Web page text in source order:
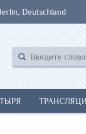
Deutschland